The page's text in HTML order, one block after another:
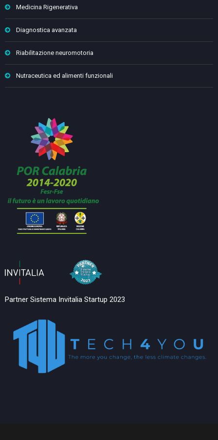
Medicina Rigenerativa
Diagnostica avanzata
Riabilitazione neuromotoria
Nutraceutica ed alimenti funzionali
Partner Sistema Invitalia Startup 2023